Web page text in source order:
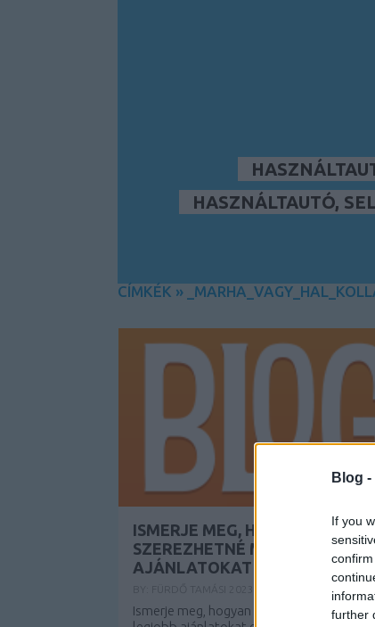
Blog -
If you
further
HASZNÁLTAUTÓ,
CÍMKÉK »
ISMERJE MEG, HOGYAN
SZEREZHETNÉ MEG A LEGJOBB
AJÁNLATOKAT ONLINE
Ismerje meg, hogyan szerezhetné meg a